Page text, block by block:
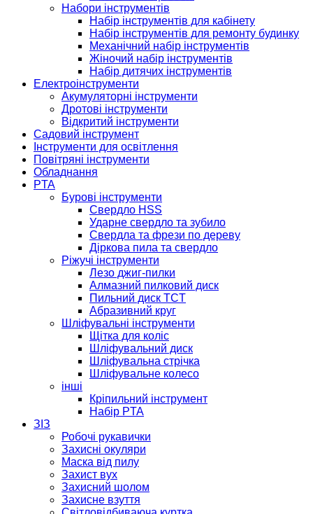
Набори інструментів
Набір інструментів для кабінету
Набір інструментів для ремонту будинку
Механічний набір інструментів
Жіночий набір інструментів
Набір дитячих інструментів
Електроінструменти
Акумуляторні інструменти
Дротові інструменти
Відкритий інструменти
Садовий інструмент
Інструменти для освітлення
Повітряні інструменти
Обладнання
PTA
Бурові інструменти
Свердло HSS
Ударне свердло та зубило
Свердла та фрези по дереву
Діркова пила та свердло
Ріжучі інструменти
Лезо джиг-пилки
Алмазний пилковий диск
Пильний диск TCT
Абразивний круг
Шліфувальні інструменти
Щітка для коліс
Шліфувальний диск
Шліфувальна стрічка
Шліфувальне колесо
інші
Кріпильний інструмент
Набір PTA
ЗІЗ
Робочі рукавички
Захисні окуляри
Маска від пилу
Захист вух
Захисний шолом
Захисне взуття